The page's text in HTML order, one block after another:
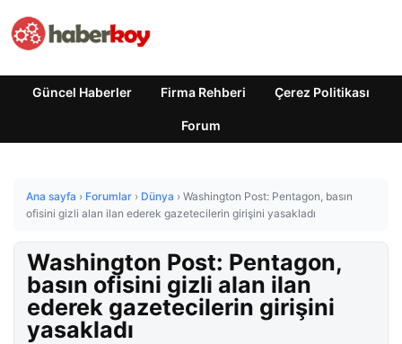
Güncel Haberler Firma Rehberi Çerez Politikası
Forum
Ana sayfa › Forumlar › Dünya › Washington Post: Pentagon, basın
ofisini gizli alan ilan ederek gazetecilerin girişini yasakladı
Washington Post: Pentagon,
basın ofisini gizli alan ilan
ederek gazetecilerin girişini
yasakladı